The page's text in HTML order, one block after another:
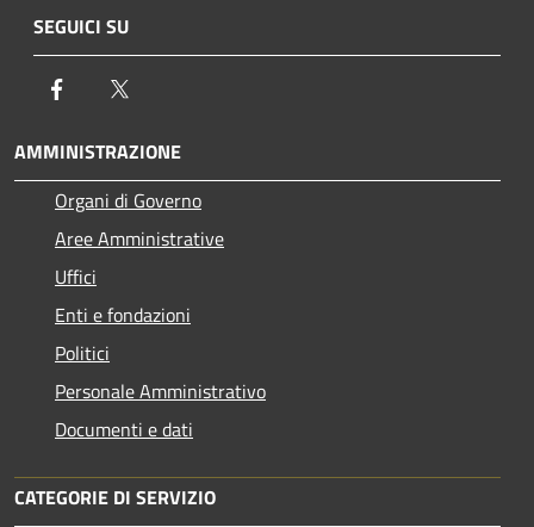
SEGUICI SU
Facebook
AMMINISTRAZIONE
Organi di Governo
Aree Amministrative
Uffici
Enti e fondazioni
Politici
Personale Amministrativo
Documenti e dati
CATEGORIE DI SERVIZIO